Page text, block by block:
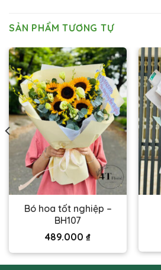
SẢN PHẨM TƯƠNG TỰ
Bó hoa tốt nghiệp –
BH107
489.000 ₫